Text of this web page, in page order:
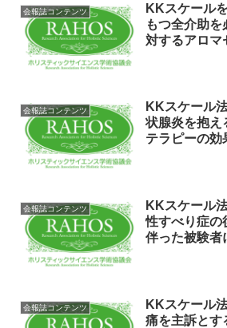
会報誌コンテンツ
KKスケール
もつ全介助
対するアロマ
会報誌コンテンツ
KKスケール
状腺炎を抱え
テラピーの効
会報誌コンテンツ
KKスケール
性すべり症の
伴った被験者
会報誌コンテンツ
KKスケール
痛を主訴とす